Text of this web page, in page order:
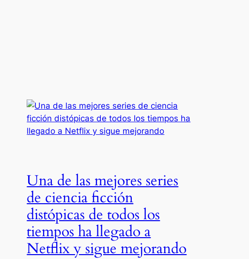
Una de las mejores series
de ciencia ficción
distópicas de todos los
tiempos ha llegado a
Netflix y sigue mejorando